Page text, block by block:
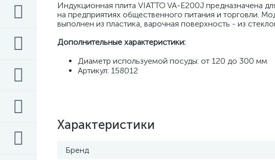
Индукционная плита VIATTO VA-E200J предназначена
на предприятиях общественного питания и торговли.
выполнен из пластика, варочная поверхность - из
Дополнительные характеристики:
Диаметр используемой посуды: от 120 до 300 мм
Артикул: 158012
Характеристики
Бренд